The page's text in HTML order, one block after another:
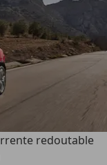
redoutable